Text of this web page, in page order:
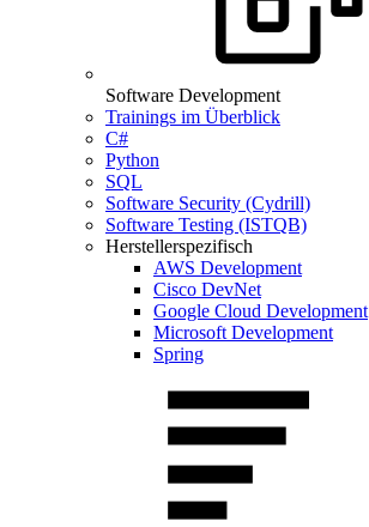
Software Development
Trainings im Überblick
C#
Python
SQL
Software Security (Cydrill)
Software Testing (ISTQB)
Herstellerspezifisch
AWS Development
Cisco DevNet
Google Cloud Development
Microsoft Development
Spring